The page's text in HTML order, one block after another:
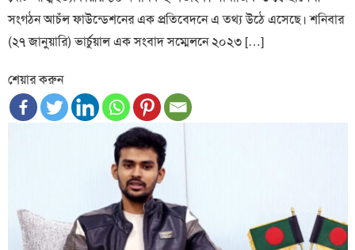
সংগঠন আচঁল ফাউন্ডেশনের এক প্রতিবেদনে এ তথ্য উঠে এসেছে। শনিবার
(২৭ জানুয়ারি) ভার্চুয়াল এক সংবাদ সম্মেলনে ২০২৩ […]
শেয়ার করুন